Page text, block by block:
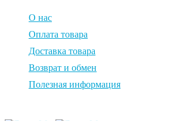
О нас
Оплата товара
Доставка товара
Возврат и обмен
Полезная информация